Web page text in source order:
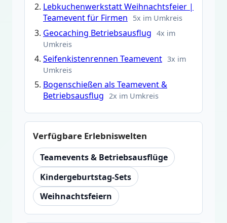
Lebkuchenwerkstatt Weihnachtsfeier |
Teamevent für Firmen
5x im Umkreis
Geocaching Betriebsausflug 4x im
Umkreis
Seifenkistenrennen Teamevent 3x im
Umkreis
Bogenschießen als Teamevent &
Betriebsausflug 2x im Umkreis
Verfügbare Erlebniswelten
Teamevents & Betriebsausflüge
Kindergeburtstag-Sets
Weihnachtsfeiern